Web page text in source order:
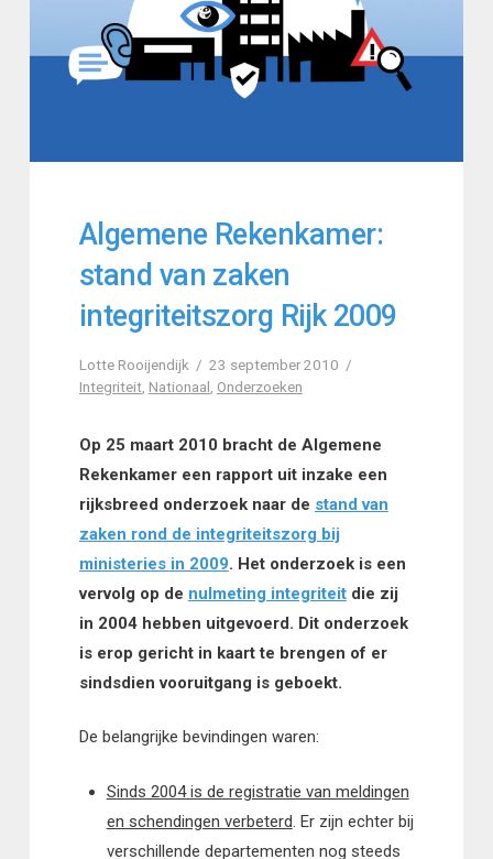
Algemene Rekenkamer:
stand van zaken
integriteitszorg Rijk 2009
Lotte Rooijendijk
23 september 2010
Integriteit, Nationaal Onderzoeken
Op 25 maart 2010 bracht de Algemene
Rekenkamer een rapport uit inzake een
rijksbreed onderzoek naar de stand van
zaken rond de integriteitszorg bij
ministeries in 2009. Het onderzoek is een
vervolg op de nulmeting integriteitdie zij
in 2004 hebben uitgevoerd. Dit onderzoek
is erop gericht in kaart te brengen of er
sindsdien vooruitgang is geboekt.
De belangrijke bevindingen waren:
Sinds 2004 is de registratie van meldingen
en schendingen verbeterd. Er zijn echter bij
verschillende departementen nog steeds